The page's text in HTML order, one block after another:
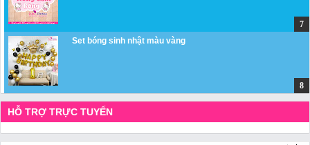
Set bóng sinh nhật màu vàng
HỖ TRỢ TRỰC TUYẾN